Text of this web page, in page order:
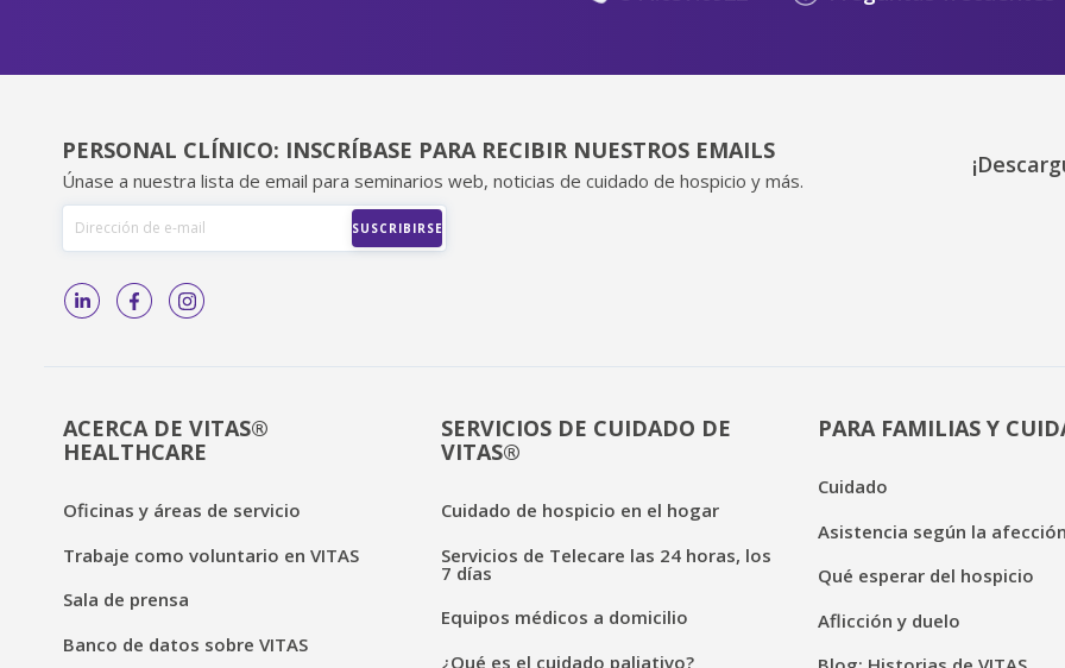
PERSONAL CLÍNICO: INSCRÍBASE PARA RECIBIR NUESTROS EMAILS
Únase a nuestra lista de email para seminarios web, noticias de cuidado de hospicio y más.
ACERCA DE VITAS®
HEALTHCARE
Oficinas y áreas de servicio
Trabaje como voluntario en VITAS
Sala de prensa
Banco de datos sobre VITAS
SERVICIOS DE CUIDADO DE
VITAS®
Cuidado de hospicio en el hogar
Servicios de Telecare las 24 horas, los
7 días
Equipos médicos a domicilio
¿Qué es el cuidado paliativo?
PARA FAMILIAS Y
Cuidado
Asistencia según la
Qué esperar del hospicio
Aflicción y duelo